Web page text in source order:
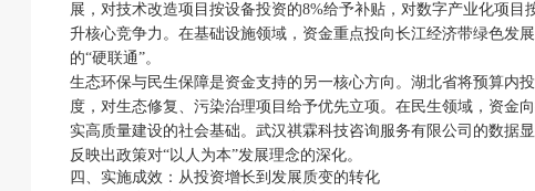
展，对技术改造项目按设备投资的8%给予补贴，对数字产业化项
升核心竞争力。在基础设施领域，资金重点投向长江经济带绿色发
的“硬联通”。
生态环保与民生保障是资金支持的另一核心方向。湖北省将预算内
度，对生态修复、污染治理项目给予优先立项。在民生领域，资金
实高质量建设的社会基础。武汉祺霖科技咨询服务有限公司的数据
反映出政策对“以人为本”发展理念的深化。
四、实施成效：从投资增长到发展质变的转化